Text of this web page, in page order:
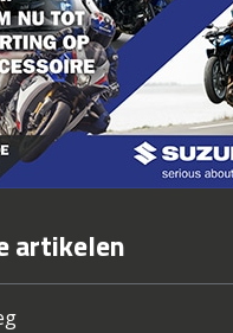
artikelen